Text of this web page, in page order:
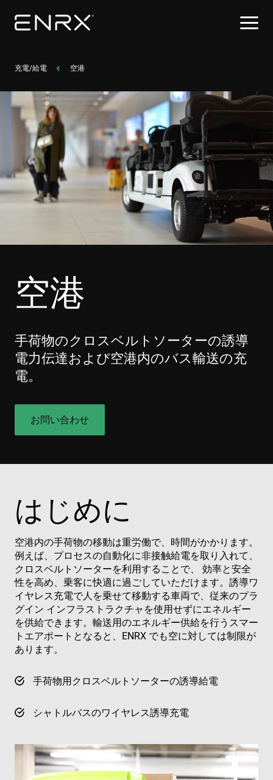
充電/給電 空港
空港
手荷物のクロスベルトソーターの誘導
電力伝達および空港内のバス輸送の充
電。
お問い合わせ
はじめに
空港内の手荷物の移動は重労働で、時間がかかります。
例えば、プロセスの自動化に非接触給電を取り入れて、
クロスベルトソーターを利用することで、 効率と安全
性を高め、乗客に快適に過ごしていただけます。誘導ワ
イヤレス充電で人を乗せて移動する車両で、従来のプラ
グイン インフラストラクチャを使用せずにエネルギー
を供給できます。輸送用のエネルギー供給を行うスマー
トエアポートとなると、ENRX でも空に対しては制限が
あります。
手荷物用クロスベルトソーターの誘導給電
シャトルバスのワイヤレス誘導充電